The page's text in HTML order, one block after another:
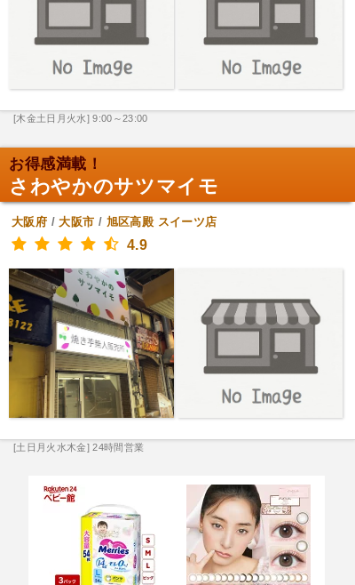
[木金土日月火水] 9:00～23:00
お得感満載！
さわやかのサツマイモ
大阪府 /大阪市 / 旭区高殿 スイーツ店
4.9
[土日月火水木金] 24時間営業